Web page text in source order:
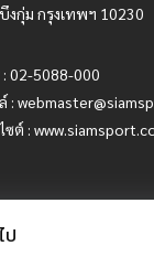
งกุ่ม กรุงเทพฯ 10230
: 02-5088-000
:
ซต์ :
ป